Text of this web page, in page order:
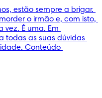
estão sempre a brigar.
o irmão e, com isto,
vez. É uma. Em
todas as suas dúvidas
Conteúdo